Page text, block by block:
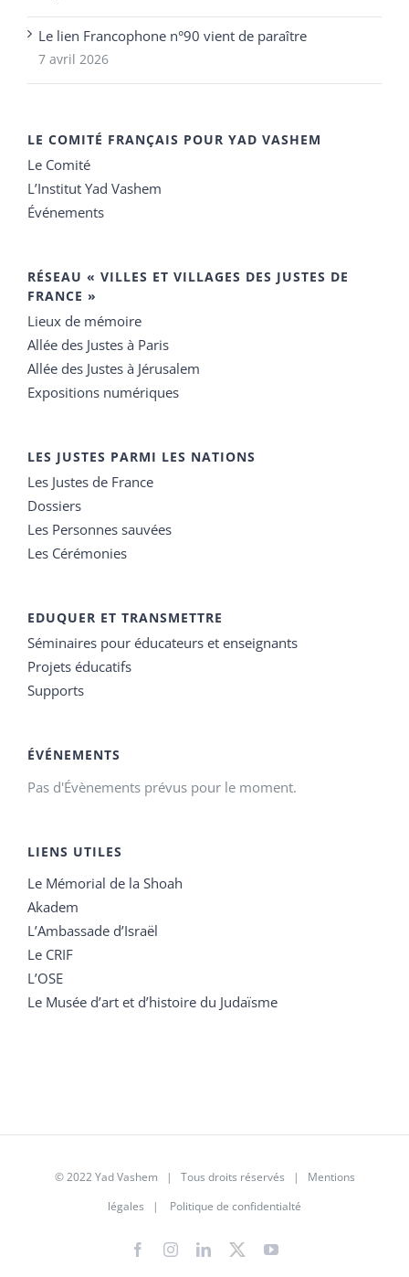
Le lien Francophone n°90 vient de paraître
7 avril 2026
LE COMITÉ FRANÇAIS POUR YAD VASHEM
Le Comité
L’Institut Yad Vashem
Événements
RÉSEAU « VILLES ET VILLAGES DES JUSTES DE
FRANCE »
Lieux de mémoire
Allée des Justes à Paris
Allée des Justes à Jérusalem
Expositions numériques
LES JUSTES PARMI LES NATIONS
Les Justes de France
Dossiers
Les Personnes sauvées
Les Cérémonies
EDUQUER ET TRANSMETTRE
Séminaires pour éducateurs et enseignants
Projets éducatifs
Supports
ÉVÉNEMENTS
Pas d'Évènements prévus pour le moment.
LIENS UTILES
Le Mémorial de la Shoah
Akadem
L’Ambassade d’Israël
Le CRIF
L’OSE
Le Musée d’art et d’histoire du Judaïsme
© 2022 Yad Vashem | Tous droits réservés | Mentions
légales | Politique de confidentialté
FacebookInstagramLinkedIn
X YouTube